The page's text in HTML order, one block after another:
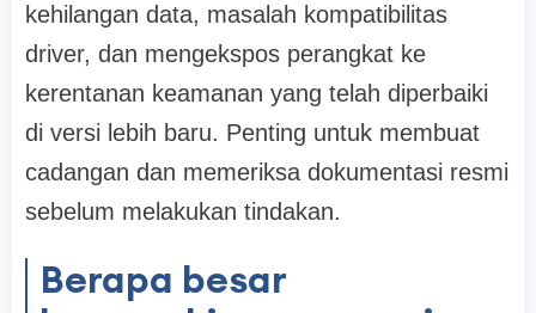
kehilangan data, masalah kompatibilitas
driver, dan mengekspos perangkat ke
kerentanan keamanan yang telah diperbaiki
di versi lebih baru. Penting untuk membuat
cadangan dan memeriksa dokumentasi resmi
sebelum melakukan tindakan.
Berapa besar